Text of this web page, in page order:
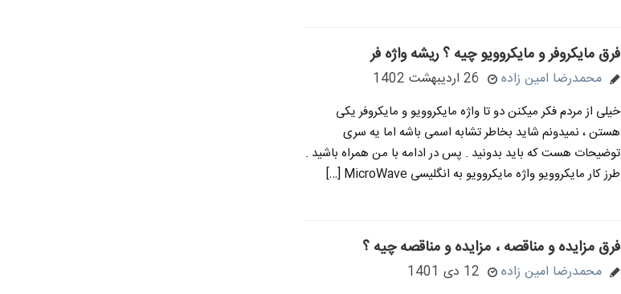
فرق مایکروفر و مایکروویو چیه ؟ ریشه واژه فر
محمدرضا امین زاده 26 اردیبهشت 1402
خیلی از مردم فکر میکنن دو تا واژه مایکروویو و مایکروفر یکی
هستن ، نمیدونم شاید بخاطر تشابه اسمی باشه اما یه سری
توضیحات هست که باید بدونید . پس در ادامه با من همراه باشید .
طرز کار مایکروویو واژه مایکروویو به انگلیسی MicroWave […]
فرق مزایده و مناقصه ، مزایده و مناقصه چیه ؟
محمدرضا امین زاده 12 دی 1401